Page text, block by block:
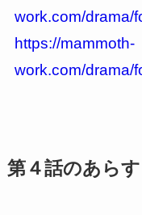
work.com/drama/
https://mammoth-
work.com/drama/
第４話のあら